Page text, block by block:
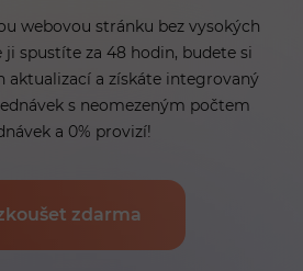
webovou stránku bez vysokých
ji spustíte za 48 hodin, budete si
aktualizací a získáte integrovaný
s neomezeným počtem
a 0% provizí!
zdarma